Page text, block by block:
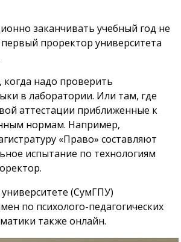
заканчивать учебный год не
первый проректор университета
когда надо проверить
в лаборатории. Или там, где
аттестации приближенные к
нормам. Например,
«Право» составляют
испытание по технологиям
(СумГПУ)
по психолого-педагогических
также онлайн.